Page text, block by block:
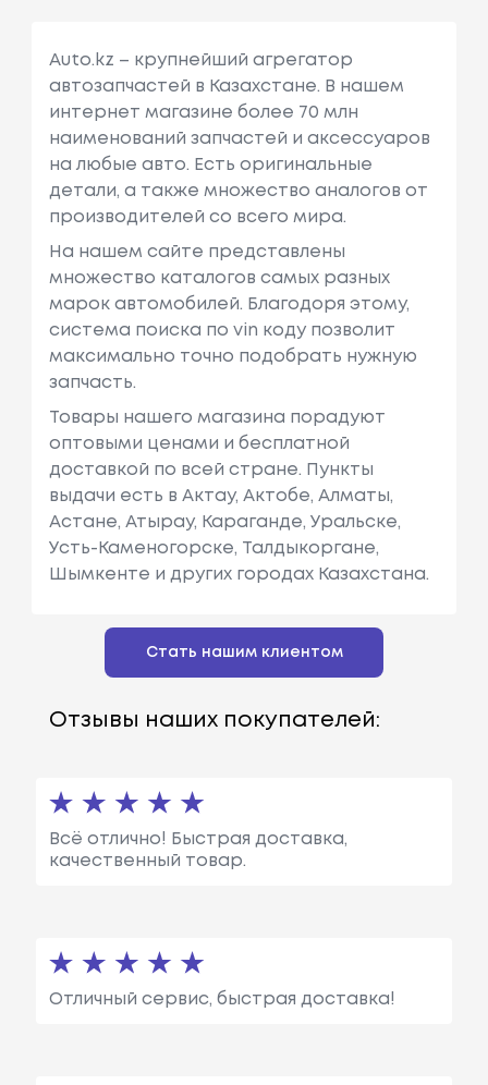
Auto.kz – крупнейший агрегатор
автозапчастей в Казахстане. В нашем
интернет магазине более 70 млн
наименований запчастей и аксессуаров
на любые авто. Есть оригинальные
детали, а также множество аналогов от
производителей со всего мира.
На нашем сайте представлены
множество каталогов самых разных
марок автомобилей. Благодоря этому,
система поиска по vin коду позволит
максимально точно подобрать нужную
запчасть.
Товары нашего магазина порадуют
оптовыми ценами и бесплатной
доставкой по всей стране. Пункты
выдачи есть в Актау, Актобе, Алматы,
Астане, Атырау, Караганде, Уральске,
Усть-Каменогорске, Талдыкоргане,
Шымкенте и других городах Казахстана.
Стать нашим клиентом
Отзывы наших покупателей:
Всё отлично! Быстрая доставка,
качественный товар.
Отличный сервис, быстрая доставка!